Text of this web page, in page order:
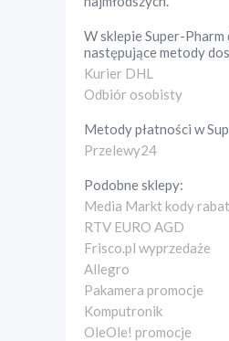
W sklepieSuper-Pharm
następujące metody
Kurier DHL
Odbiór osobisty
Metody płatności w
Przelewy24
Podobne sklepy:
Media Markt kody
RTV EURO AGD
Frisco.pl wyprzedaże
Allegro
Pakamera promocje
Komputronik
OleOle! promocje